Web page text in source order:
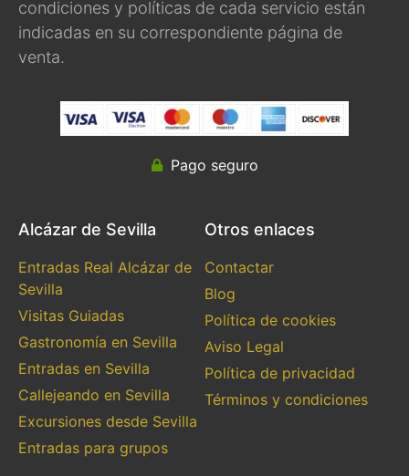
condiciones y políticas de cada servicio están
indicadas en su correspondiente página de
venta.
Pago seguro
Alcázar de Sevilla
Entradas Real Alcázar de
Sevilla
Visitas Guiadas
Gastronomía en Sevilla
Entradas en Sevilla
Callejeando en Sevilla
Excursiones desde Sevilla
Entradas para grupos
Otros enlaces
Contactar
Blog
Política de cookies
Aviso Legal
Política de privacidad
Términos y condiciones